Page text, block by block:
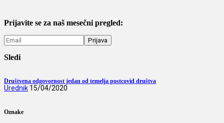
Prijavite se za naš mesečni pregled:
Sledi
Društvena odgovornost jedan od temelja postcovid društva
Urednik 15/04/2020
Oznake